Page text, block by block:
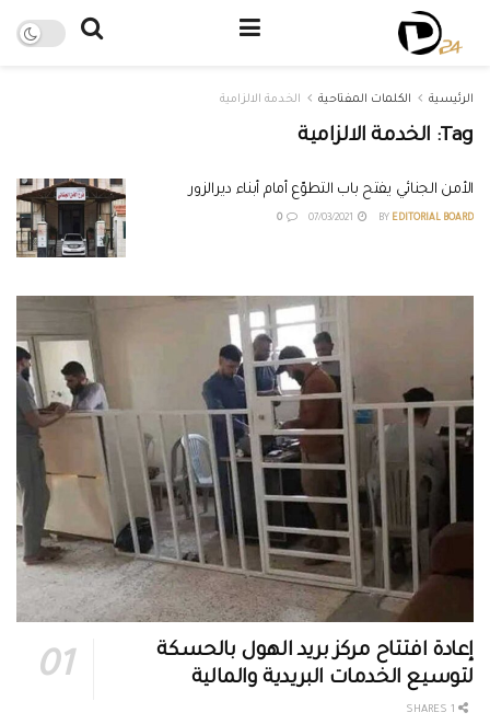
الرئيسية الكلمات المفتاحية الخدمة الالزامية
Tag: الخدمة الالزامية
الأمن الجنائي يفتح باب التطوّع أمام أبناء ديرالزور
BY EDITORIAL BOARD
إعادة افتتاح مركز بريد الهول بالحسكة
لتوسيع الخدمات البريدية والمالية